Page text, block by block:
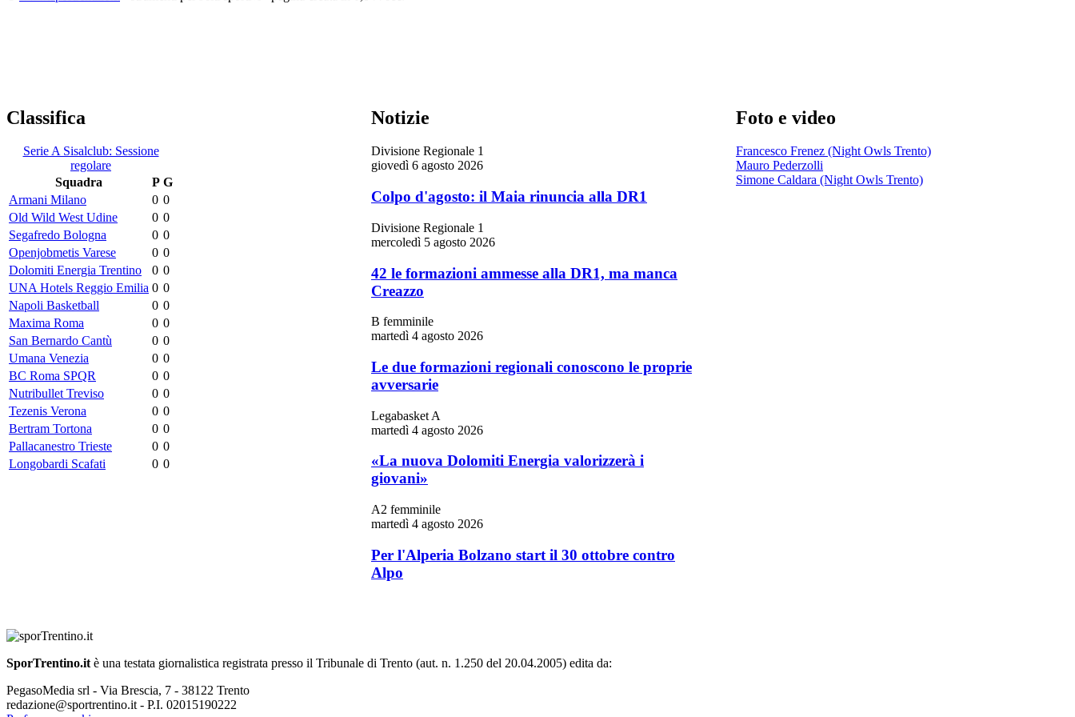
Classifica
Serie A Sisalclub: Sessione
regolare
Squadra
P G
Armani Milano
0 0
Old Wild West Udine
0 0
Segafredo Bologna
0 0
Openjobmetis Varese
0 0
Dolomiti Energia Trentino
0 0
UNA Hotels Reggio Emilia 0 0
Napoli Basketball
0 0
Maxima Roma
0 0
San Bernardo Cantù
0 0
Umana Venezia
0 0
BC Roma SPQR
0 0
Nutribullet Treviso
0 0
Tezenis Verona
0 0
Bertram Tortona
0 0
Pallacanestro Trieste
0 0
Longobardi Scafati
0 0
Notizie
Divisione Regionale 1
giovedì 6 agosto 2026
Colpo d'agosto: il Maia rinuncia alla DR1
Divisione Regionale 1
mercoledì 5 agosto 2026
42 le formazioni ammesse alla DR1, ma manca
Creazzo
B femminile
martedì 4 agosto 2026
Le due formazioni regionali conoscono le proprie
avversarie
Legabasket A
martedì 4 agosto 2026
«La nuova Dolomiti Energia valorizzerà i
giovani»
A2 femminile
martedì 4 agosto 2026
Per l'Alperia Bolzano start il 30 ottobre contro
Alpo
Foto e video
Francesco Frenez (Night Owls Trento)
Mauro Pederzolli
Simone Caldara (Night Owls Trento)
SporTrentino.it è una testata giornalistica registrata presso il Tribunale di Trento (aut. n. 1.250 del 20.04.2005) edita da:
PegasoMedia srl - Via Brescia, 7 - 38122 Trento
redazione@sportrentino.it - P.I. 02015190222